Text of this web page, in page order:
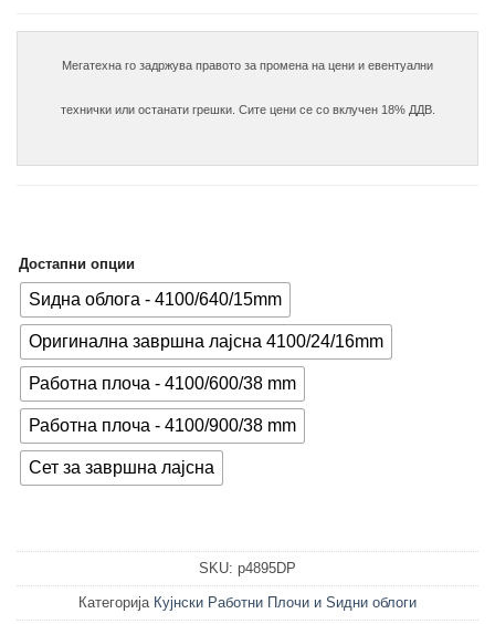
420,0
through
Мегатехна го задржува правото за промена на цени и евентуални
технички или останати грешки. Сите цени се со вклучен 18% ДДВ.
Достапни опции
Ѕидна облога - 4100/640/15mm
Оригинална завршна лајсна 4100/24/16mm
Работна плоча - 4100/600/38 mm
Работна плоча - 4100/900/38 mm
Сет за завршна лајсна
SKU: p4895DP
Категорија Кујнски Работни Плочи и Ѕидни облоги